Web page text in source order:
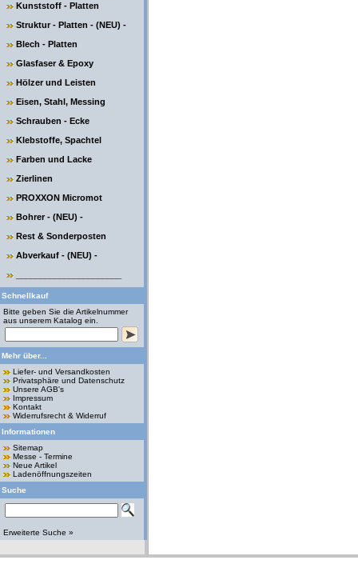
Kunststoff - Platten
Struktur - Platten - (NEU) -
Blech - Platten
Glasfaser & Epoxy
Hölzer und Leisten
Eisen, Stahl, Messing
Schrauben - Ecke
Klebstoffe, Spachtel
Farben und Lacke
Zierlinen
PROXXON Micromot
Bohrer - (NEU) -
Rest & Sonderposten
Abverkauf - (NEU) -
Schnellkauf
Bitte geben Sie die Artikelnummer
aus unserem Katalog ein.
Mehr über...
Liefer- und Versandkosten
Privatsphäre und Datenschutz
Unsere AGB's
Impressum
Kontakt
Widerrufsrecht & Widerruf
Informationen
Sitemap
Messe - Termine
Neue Artikel
Ladenöffnungszeiten
Suche
Erweiterte Suche »